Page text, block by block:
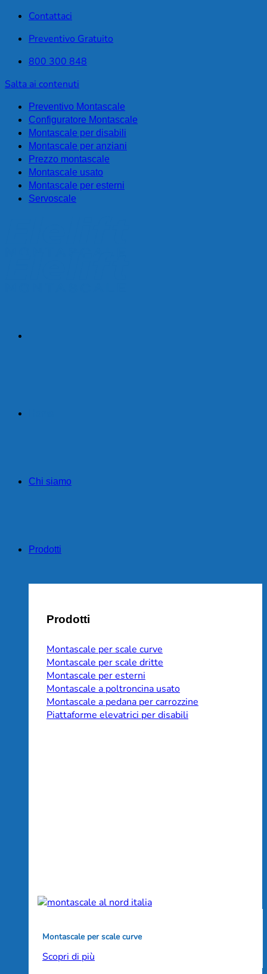
Contattaci
Preventivo Gratuito
800 300 848
Salta ai contenuti
Preventivo Montascale
Configuratore Montascale
Montascale per disabili
Montascale per anziani
Prezzo montascale
Montascale usato
Montascale per esterni
Servoscale
Chi siamo
Prodotti
Prodotti
Montascale per scale curve
Montascale per scale dritte
Montascale per esterni
Montascale a poltroncina usato
Montascale a pedana per carrozzine
Piattaforme elevatrici per disabili
Montascale per scale curve
Scopri di più